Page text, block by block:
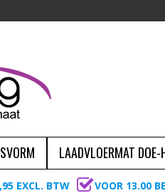
LAADVLOERMAT DOE-
EXCL. BTW VOOR 13.00